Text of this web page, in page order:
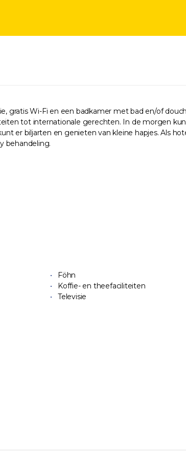
Wi-Fi en een badkamer met bad en/of
tot internationale gerechten. In de morgen
er biljarten en genieten van kleine hapjes. Als
behandeling.
Föhn
Koffie- en theefaciliteiten
Televisie